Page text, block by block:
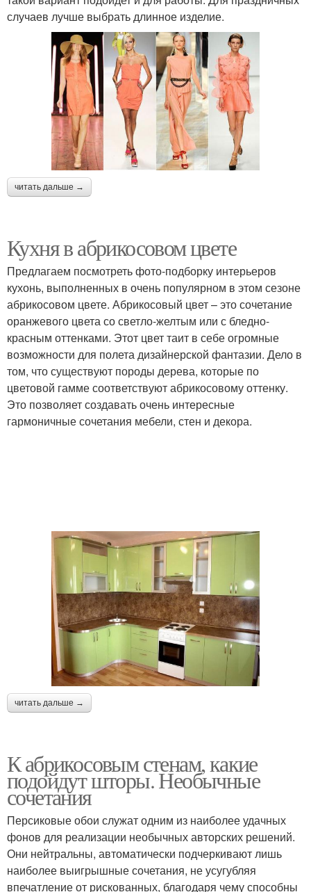
случаев лучше выбрать длинное изделие.
читать дальше →
Кухня в абрикосовом цвете
Предлагаем посмотреть фото-подборку интерьеров
кухонь, выполненных в очень популярном в этом сезоне
абрикосовом цвете. Абрикосовый цвет – это сочетание
оранжевого цвета со светло-желтым или с бледно-
красным оттенками. Этот цвет таит в себе огромные
возможности для полета дизайнерской фантазии. Дело в
том, что существуют породы дерева, которые по
цветовой гамме соответствуют абрикосовому оттенку.
Это позволяет создавать очень интересные
гармоничные сочетания мебели, стен и декора.
читать дальше →
К абрикосовым стенам, какие
подойдут шторы. Необычные
сочетания
Персиковые обои служат одним из наиболее удачных
фонов для реализации необычных авторских решений.
Они нейтральны, автоматически подчеркивают лишь
наиболее выигрышные сочетания, не усугубляя
впечатление от рискованных, благодаря чему способны